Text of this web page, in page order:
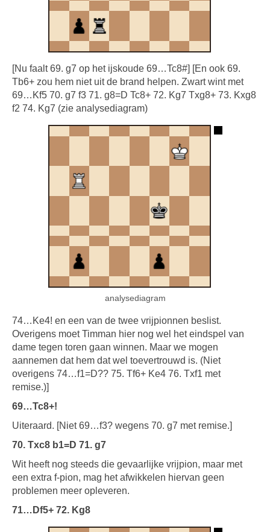
[Nu faalt 69. g7 op het ijskoude 69…Tc8#] [En ook 69.
Tb6+ zou hem niet uit de brand helpen. Zwart wint met
69…Kf5 70. g7 f3 71. g8=D Tc8+ 72. Kg7 Txg8+ 73. Kxg8
f2 74. Kg7 (zie analysediagram)
analysediagram
74…Ke4! en een van de twee vrijpionnen beslist.
Overigens moet Timman hier nog wel het eindspel van
dame tegen toren gaan winnen. Maar we mogen
aannemen dat hem dat wel toevertrouwd is. (Niet
overigens 74…f1=D?? 75. Tf6+ Ke4 76. Txf1 met
remise.)]
69…Tc8+!
Uiteraard. [Niet 69…f3? wegens 70. g7 met remise.]
70. Txc8 b1=D 71. g7
Wit heeft nog steeds die gevaarlijke vrijpion, maar met
een extra f-pion, mag het afwikkelen hiervan geen
problemen meer opleveren.
71…Df5+ 72. Kg8